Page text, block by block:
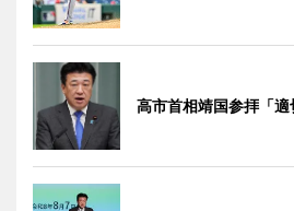
高市首相靖国参拝「適